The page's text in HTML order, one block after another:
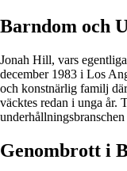
Barndom och
Jonah Hill, vars
december 1983 i Los
och konstnärlig familj
väcktes redan i unga år.
Genombrott i